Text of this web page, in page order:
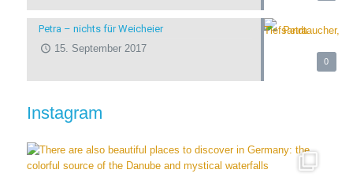
0
Petra – nichts für Weicheier
15. September 2017
Instagram